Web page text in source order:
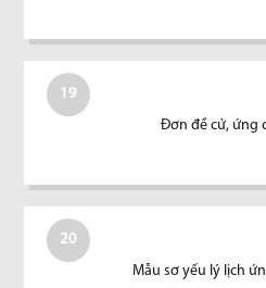
19
Đơn đề cử, ứng
20
Mẫu sơ yếu lý lịch